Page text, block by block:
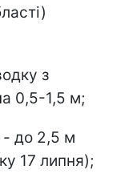
з
0,5-1,5 м;
- до 2,5 м
17 липня);